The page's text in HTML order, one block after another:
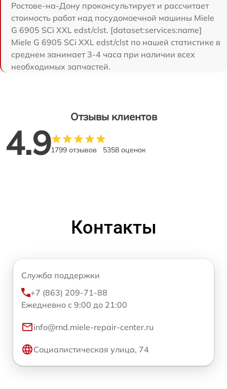
Ростове-на-Дону проконсультирует и рассчитает
стоимость работ над посудомоечной машины Miele
G 6905 SCi XXL edst/clst. [dataset:services:name]
Miele G 6905 SCi XXL edst/clst по нашей статистике в
среднем занимает 3-4 часа при наличии всех
необходимых запчастей.
Отзывы клиентов
4.91799 отзывов 5358 оценок
Контакты
Служба поддержки
+7 (863) 209-71-88
Ежедневно с 9:00 до 21:00
info@rnd.miele-repair-center.ru
Социалистическая улица, 74